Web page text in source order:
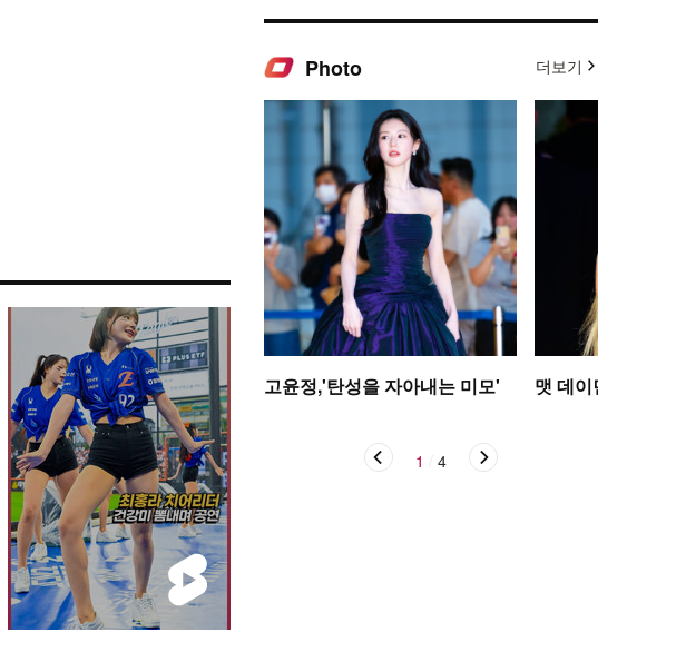
Photo 더보기
고윤정,'탄성을 자아내는 미모' 맷 데이먼 딸, 인
1 4